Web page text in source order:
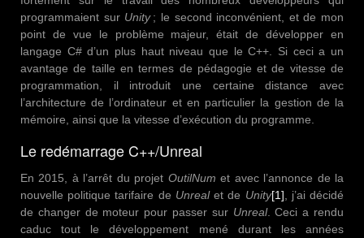
programmaient sur Unity; le second inconvénient, et de mon
point de vue le problème majeur, était de développer en
langage C# d’un plus haut niveau que le C++. Si ceci a un
avantage de taille en termes de pédagogie et de vitesse de
programmation, il introduit une certaine distance avec
l’architecture de l’ordinateur et en particulier la gestion de la
mémoire, ainsi que la vitesse d’exécution du programme.
Le redémarrage C++/Unreal
En 2015, à l’arrêt du projet OutilNum et avec l’annonce de la
nouvelle politique tarifaire de Unrealet de Unity[1] , j’ai décidé
de changer de moteur pour passer sur Unreal. Ceci a rendu
caduc tout le développement mené durant les années